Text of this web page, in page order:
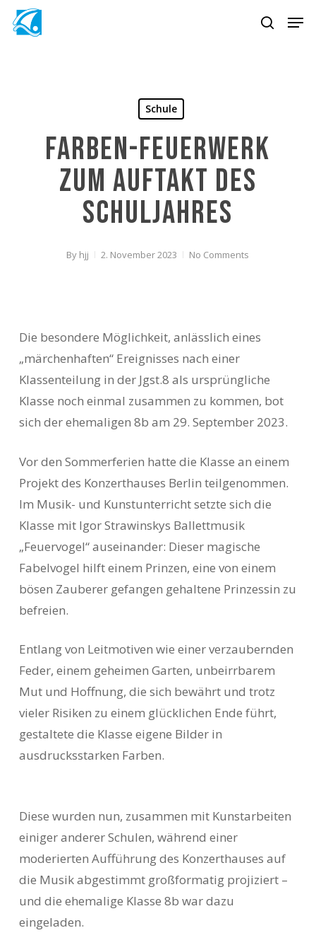
Skip
search
Schule
Farben-Feuerwerk
zum Auftakt des
Schuljahres
By hjj 2. November 2023 No Comments
Die besondere Möglichkeit, anlässlich eines
„märchenhaften“ Ereignisses nach einer
Klassenteilung in der Jgst.8 als ursprüngliche
Klasse noch einmal zusammen zu kommen, bot
sich der ehemaligen 8b am 29. September 2023.
Vor den Sommerferien hatte die Klasse an einem
Projekt des Konzerthauses Berlin teilgenommen.
Im Musik- und Kunstunterricht setzte sich die
Klasse mit Igor Strawinskys Ballettmusik
„Feuervogel“ auseinander: Dieser magische
Fabelvogel hilft einem Prinzen, eine von einem
bösen Zauberer gefangen gehaltene Prinzessin zu
befreien.
Entlang von Leitmotiven wie einer verzaubernden
Feder, einem geheimen Garten, unbeirrbarem
Mut und Hoffnung, die sich bewährt und trotz
vieler Risiken zu einem glücklichen Ende führt,
gestaltete die Klasse eigene Bilder in
ausdrucksstarken Farben.
Diese wurden nun, zusammen mit Kunstarbeiten
einiger anderer Schulen, während einer
moderierten Aufführung des Konzerthauses auf
die Musik abgestimmt großformatig projiziert –
und die ehemalige Klasse 8b war dazu
eingeladen.